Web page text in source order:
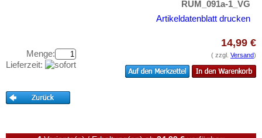
Schweden
Schweiz
Slowakei
Aufbewahrung
Ihre Bewertungen
RUM_091a-1_VG
Artikeldatenblatt drucken
Menge:
Lieferzeit:
14,99 €
( zzgl. Versand)